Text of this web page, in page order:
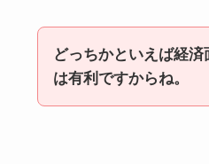
どっちかといえば経済
は有利ですからね。